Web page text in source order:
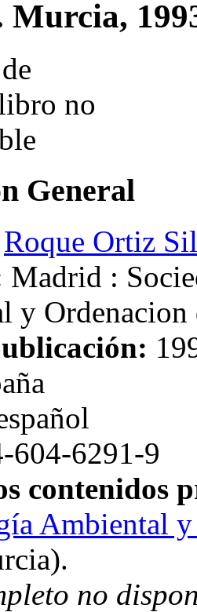
General
Roque Ortiz
Madrid :
y
604-6291-9
contenidos
Ambiental
.
no